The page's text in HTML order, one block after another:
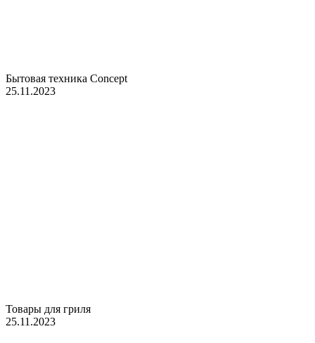
Бытовая техника Concept
25.11.2023
Товары для гриля
25.11.2023